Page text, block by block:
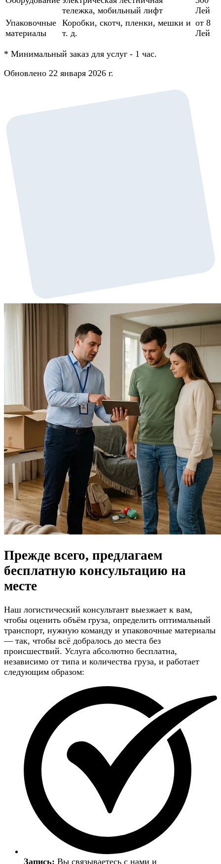
тележка, мобильный лифт
Лей
Упаковочные
материалы
Коробки, скотч, пленки, мешки и
т. д.
от 8
Лей
* Минимальный заказ для услуг - 1 час.
Обновлено 22 января 2026 г.
Прежде всего, предлагаем
бесплатную консультацию на
месте
Наш логистический консультант выезжает к вам,
чтобы оценить объём груза, определить оптимальный
транспорт, нужную команду и упаковочные материалы
— так, чтобы всё добралось до места без
происшествий. Услуга абсолютно бесплатна,
независимо от типа и количества груза, и работает
следующим образом:
Запись: Вы связываетесь с нами и